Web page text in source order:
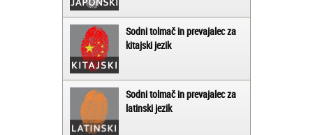
Sodni tolmač in prevajalec za
kitajski jezik
Sodni tolmač in prevajalec za
latinski jezik